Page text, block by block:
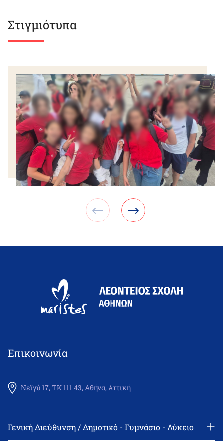
Στιγμιότυπα
Επικοινωνία
Νεϊγύ 17, ΤΚ 111 43, Αθήνα, Αττική
Γενική Διεύθυνση / Δημοτικό - Γυμνάσιο - Λύκειο